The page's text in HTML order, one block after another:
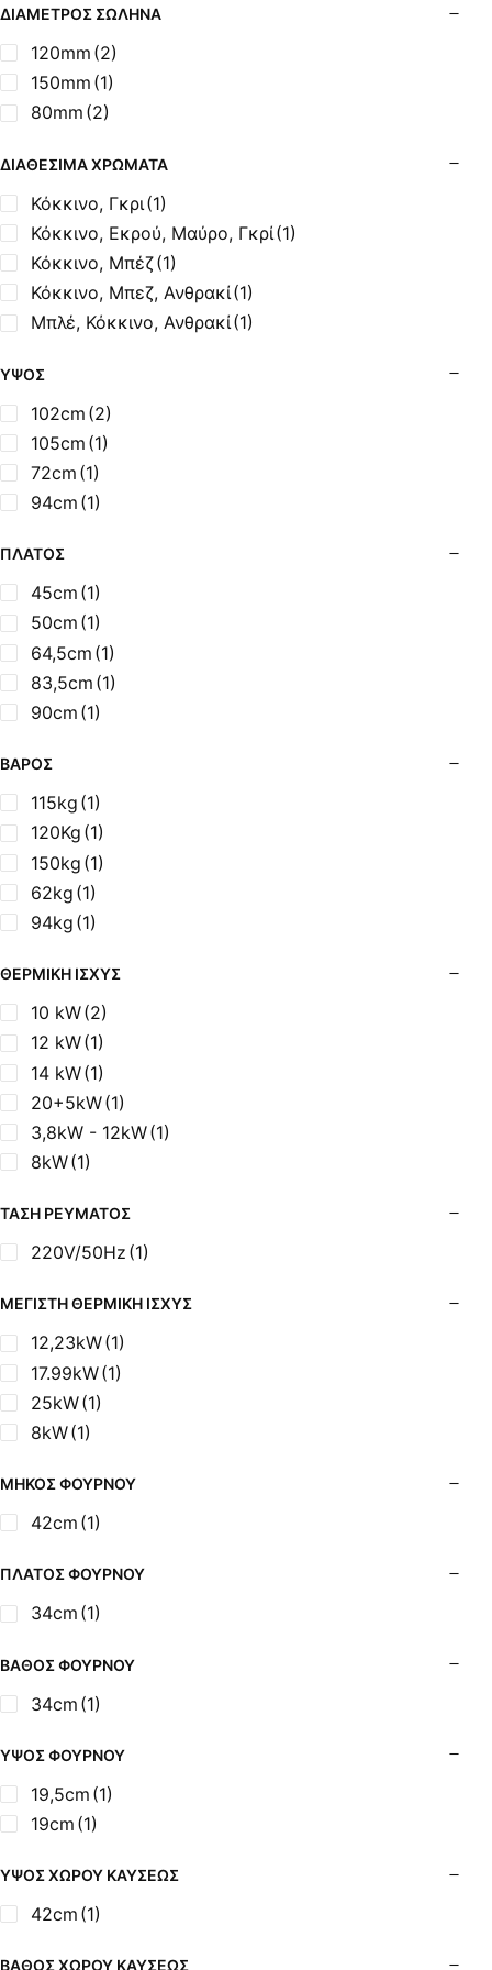
Σόμπες Ξύλου από Ατσάλι με Φούρνο
Σόμπες Πετρελαίου (Asikis Super Alfa)
Σόμπες Πετρελαίου (Assos)
Σόμπες Πετρελαίου (StarStoves)
Σόμπες Πετρελαίου (ThermoSteel)
Σόμπες Πετρελαίου Αερόθερμες (Agorastos)
Σόμπες Πετρελαίου Αερόθερμες Ρ (Thermiki)
Σόμπες Υγραερίου
Σούβλες - Εργαλεία Ψησίματος BBQ
Σχάρες Ψησίματος
Σωλήνες (Μπουριά), Εξαρτήματα Σόμπας
Τζακόσομπες
Ψησταριές
ΔΙΆΜΕΤΡΟΣ ΣΩΛΉΝΑ
120mm (2)
150mm (1)
80mm (2)
ΔΙΑΘΈΣΙΜΑ ΧΡΏΜΑΤΑ
Κόκκινο, Γκρι(1)
Κόκκινο, Εκρού, Μαύρο, Γκρί(1)
Κόκκινο, Μπέζ(1)
Κόκκινο, Μπεζ, Ανθρακί(1)
Μπλέ, Κόκκινο, Ανθρακί(1)
ΎΨΟΣ
102cm (2)
105cm (1)
72cm (1)
94cm (1)
ΠΛΆΤΟΣ
45cm (1)
50cm (1)
64,5cm (1)
83,5cm (1)
90cm (1)
ΒΆΡΟΣ
115kg (1)
120Kg (1)
150kg (1)
62kg (1)
94kg (1)
ΘΕΡΜΙΚΉ ΙΣΧΎΣ
10 kW(2)
12 kW(1)
14 kW(1)
20+5kW(1)
3,8kW - 12kW(1)
8kW(1)
ΤΆΣΗ ΡΕΎΜΑΤΟΣ
220V/50Hz (1)
ΜΈΓΙΣΤΗ ΘΕΡΜΙΚΉ ΙΣΧΎΣ
12,23kW(1)
17.99kW(1)
25kW(1)
8kW(1)
ΜΉΚΟΣ ΦΟΎΡΝΟΥ
42cm (1)
ΠΛΆΤΟΣ ΦΟΎΡΝΟΥ
34cm (1)
ΒΆΘΟΣ ΦΟΎΡΝΟΥ
34cm (1)
ΎΨΟΣ ΦΟΎΡΝΟΥ
19,5cm (1)
19cm (1)
ΎΨΟΣ ΧΏΡΟΥ ΚΑΎΣΕΩΣ
42cm (1)
ΒΆΘΟΣ ΧΏΡΟΥ ΚΑΎΣΕΩΣ